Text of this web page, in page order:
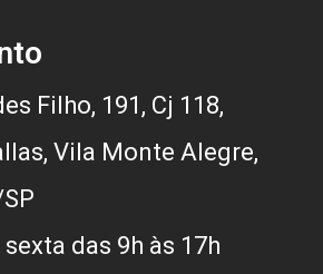
Filho, 191, Cj 118,
Vila Monte Alegre,
das 9h às 17h